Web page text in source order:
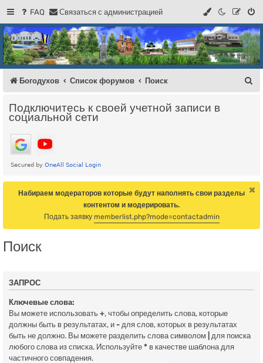
FAQ Связаться с администрацией
Регистрация
Форум Богодухова
Богодухов
Богодухов Список форумов Поиск
Подключитесь к своей учетной записи в
социальной сети
Набираем модераторов которые будут наполнять свои разделы
контентом и модерировать.
Подать заявку memberlist.php?mode=contactadmin
Поиск
ЗАПРОС
Ключевые слова:
Вы можете использовать +, чтобы определить слова, которые
должны быть в результатах, и - для слов, которых в результатах
быть не должно. Вы можете разделить слова символом
для поиска
любого слова из списка. Используйте * в качестве шаблона для
частичного совпадения.